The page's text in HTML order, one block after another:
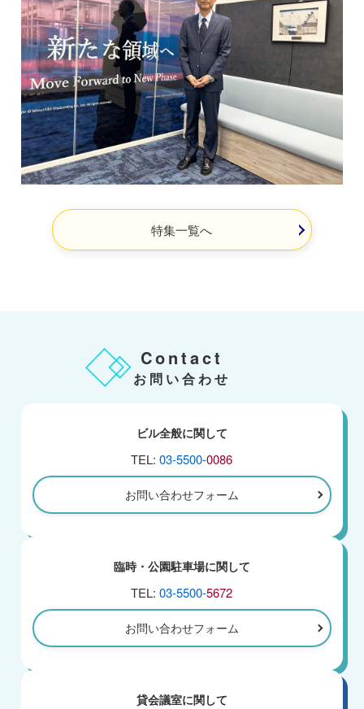
特集一覧へ
Contact
お問い合わせ
ビル全般に関して
TEL:03-5500-0086
お問い合わせフォーム
臨時・公園駐車場に関して
TEL:03-5500-5672
お問い合わせフォーム
貸会議室に関して